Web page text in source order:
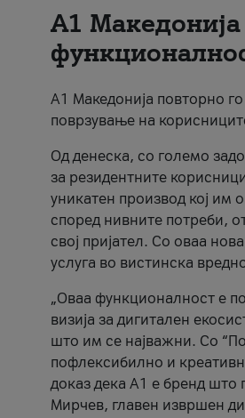
А1 Македонија
А1 Македонија повторно
поврзување на
Од денеска, со големо
за резидентните
уникатен производ кој им
според нивните потреби,
свој пријател. Со оваа
услуга во вистинска
„Оваа функционалност е
визија за дигитален
што им се најважни. Со
пофлексибилно и
доказ дека А1 е бренд што
Мирчев, главен извршен